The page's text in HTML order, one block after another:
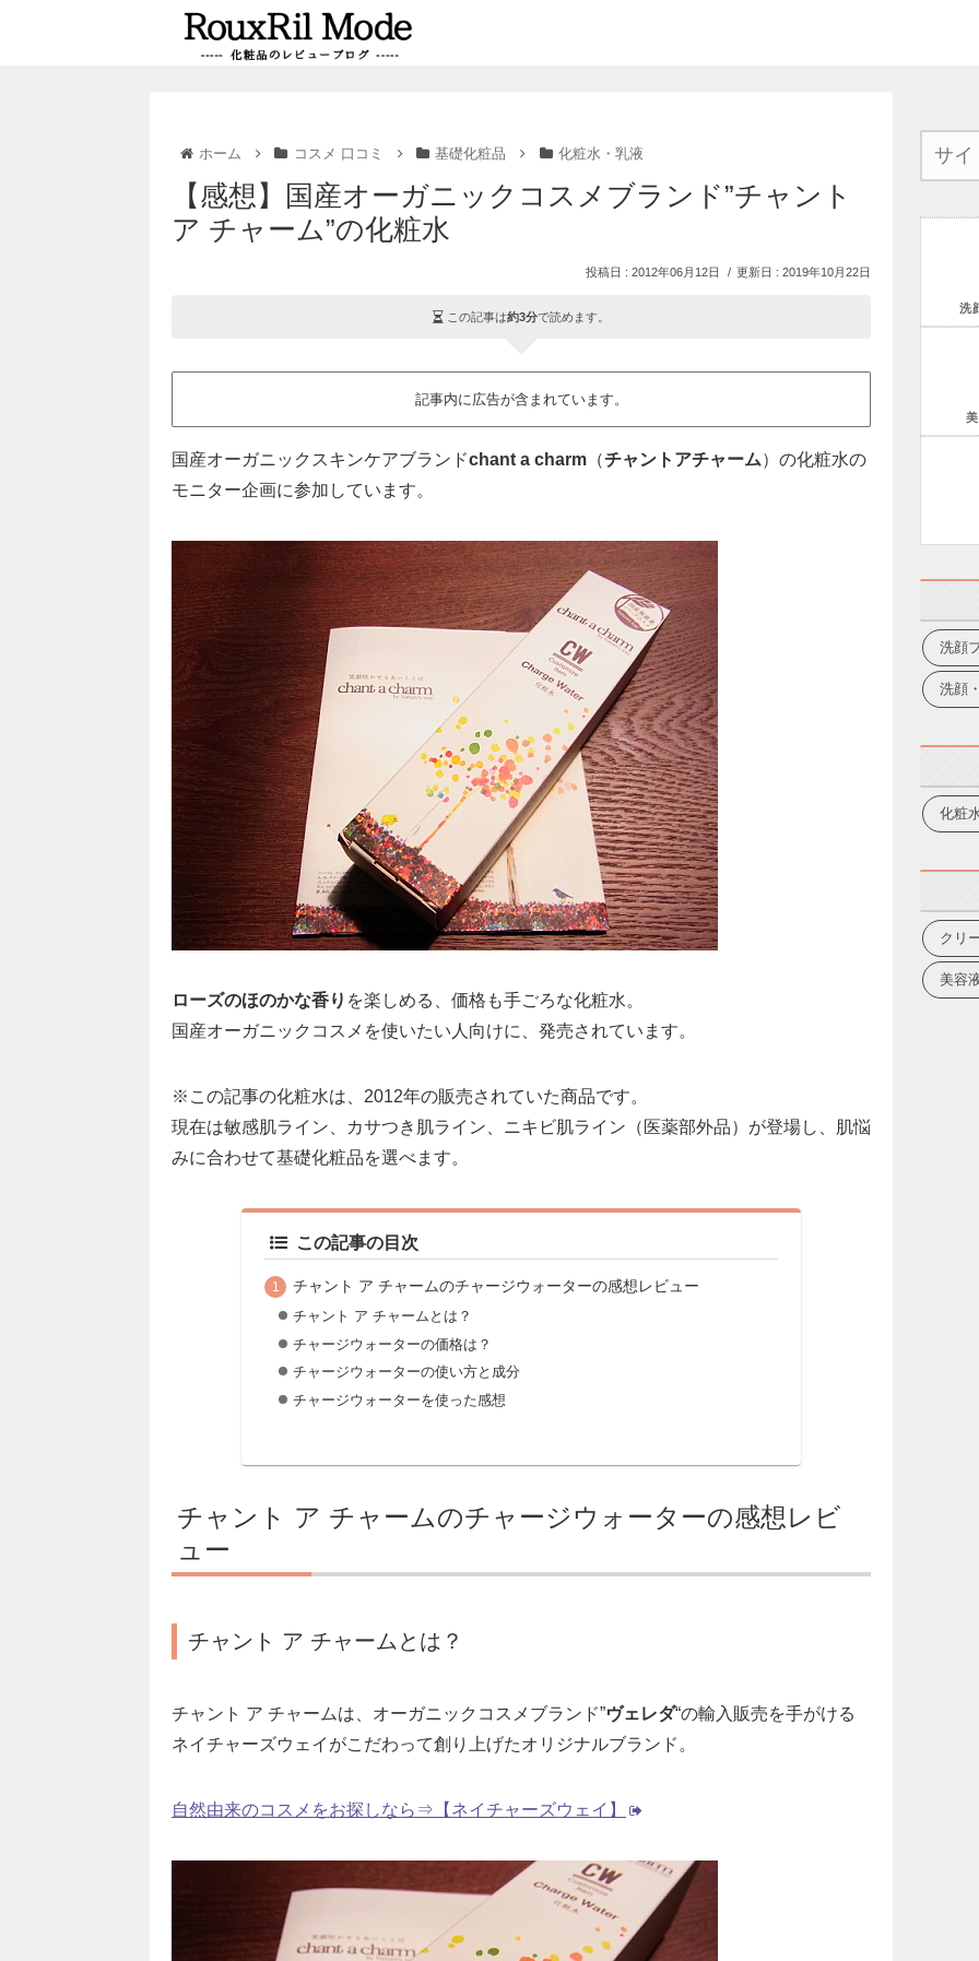
ホーム コスメ 口コミ 基礎化粧品 化粧水・乳液
【感想】国産オーガニックコスメブランド”チャント
ア チャーム”の化粧水
2012年06月12日 2019年10月22日
この記事は約3分で読めます。
記事内に広告が含まれています。
国産オーガニックスキンケアブランドchant a charm （チャントアチャーム）の化粧水の
モニター企画に参加しています。
ローズのほのかな香り を楽しめる、価格も手ごろな化粧水。
国産オーガニックコスメを使いたい人向けに、発売されています。
※この記事の化粧水は、2012年の販売されていた商品です。
現在は敏感肌ライン、カサつき肌ライン、ニキビ肌ライン（医薬部外品）が登場し、肌悩
みに合わせて基礎化粧品を選べます。
この記事の目次
チャント ア チャームのチャージウォーターの感想レビュー
チャント ア チャームとは？
チャージウォーターの価格は？
チャージウォーターの使い方と成分
チャージウォーターを使った感想
チャント ア チャームのチャージウォーターの感想レビ
ュー
チャント ア チャームとは？
チャント ア チャームは、オーガニックコスメブランド”ヴェレダ“の輸入販売を手がける
ネイチャーズウェイがこだわって創り上げたオリジナルブランド。
自然由来のコスメをお探しなら⇒【ネイチャーズウェイ】
洗
洗顔
洗顔
化粧
クリ
美容